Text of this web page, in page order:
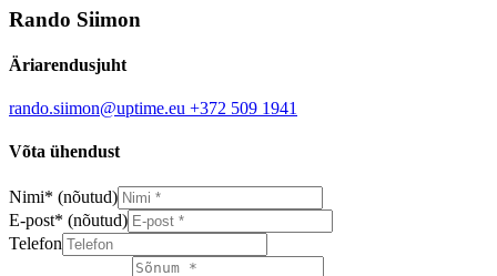
Rando Siimon
Äriarendusjuht
rando.siimon@uptime.eu +372 509 1941
Võta ühendust
Nimi* (nõutud)
E-post* (nõutud)
Telefon